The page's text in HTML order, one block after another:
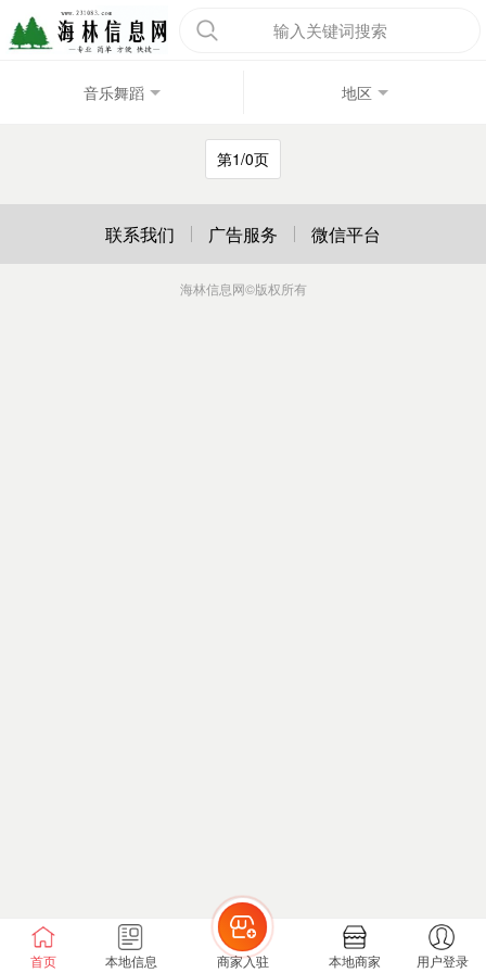
输入关键词搜索
音乐舞蹈 地区
第1/0页
首页 本地信息 商家入驻 本地商家 用户登录
联系我们 广告服务 微信平台
海林信息网©版权所有